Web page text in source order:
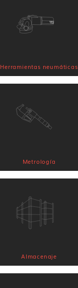
Herramientas neumáticas
Metrología
Almacenaje